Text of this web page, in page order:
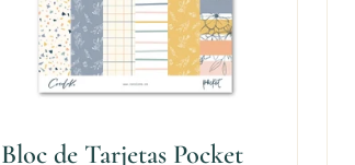
Bloc de Tarjetas Pocket